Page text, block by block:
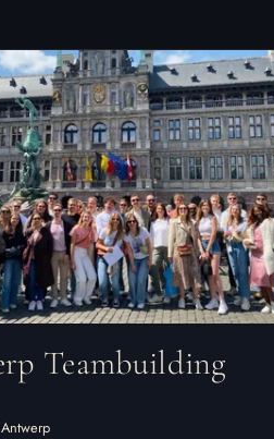
Teambuilding